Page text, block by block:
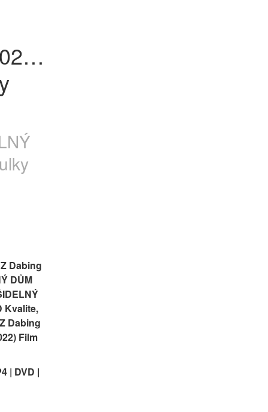
Dabing
DŮM
Kvalite,
Dabing
Film
| DVD |